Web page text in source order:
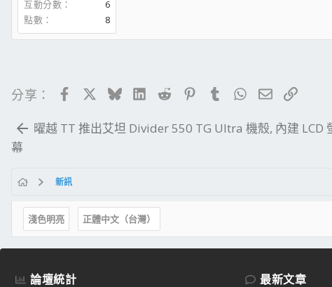
互動分數
6
點數
8
分享： FacebookBlueskyLinkedIn
RedditPinterestTumblrWhatsApp
電子郵件
連結
曜越 TT 推出艾坦 Divider 550 TG Ultra 機殼, 內建 LCD
幕
新訊
淺色明亮 正體中文（台灣）
論壇統計 最新文章